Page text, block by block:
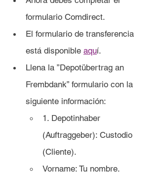
formulario Comdirect.
El formulario de transferencia
está disponible aquí.
Llena la ”Depotübertrag an
Frembdank” formulario con la
siguiente información:
1. Depotinhaber
(Auftraggeber): Custodio
(Cliente).
Vorname: Tu nombre.